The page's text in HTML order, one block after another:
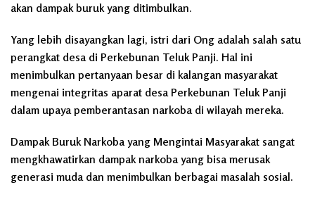
akan dampak buruk yang ditimbulkan.
Yang lebih disayangkan lagi, istri dari Ong adalah salah satu
perangkat desa di Perkebunan Teluk Panji. Hal ini
menimbulkan pertanyaan besar di kalangan masyarakat
mengenai integritas aparat desa Perkebunan Teluk Panji
dalam upaya pemberantasan narkoba di wilayah mereka.
Dampak Buruk Narkoba yang Mengintai Masyarakat sangat
mengkhawatirkan dampak narkoba yang bisa merusak
generasi muda dan menimbulkan berbagai masalah sosial.